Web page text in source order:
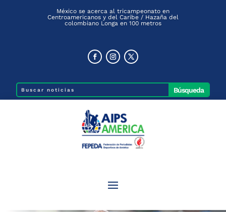
México se acerca al tricampeonato en
Centroamericanos y del Caribe / Hazaña del
colombiano Longa en 100 metros